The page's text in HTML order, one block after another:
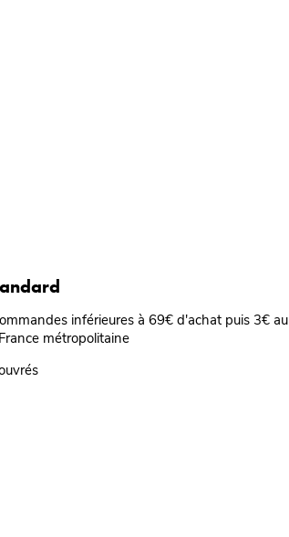
inférieures à 69€ d'achat puis 3€ au
métropolitaine